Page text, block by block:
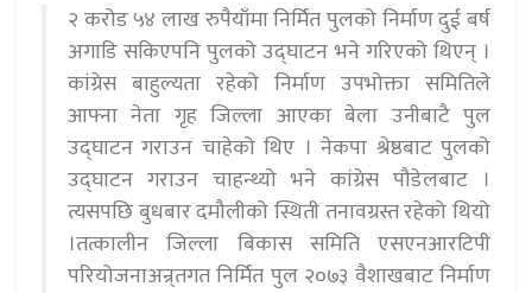
२ करोड ५४ लाख रुपैयाँमा निर्मित पुलको निर्माण दुई बर्ष
अगाडि सकिएपनि पुलको उद्घाटन भने गरिएको थिएन् ।
कांग्रेस बाहुल्यता रहेको निर्माण उपभोक्ता समितिले
आफ्ना नेता गृह जिल्ला आएका बेला उनीबाटै पुल
उद्घाटन गराउन चाहेको थिए । नेकपा श्रेष्ठबाट पुलको
उद्घाटन गराउन चाहन्थ्यो भने कांग्रेस पौडेलबाट ।
त्यसपछि बुधबार दमौलीको स्थिती तनावग्रस्त रहेको थियो
।तत्कालीन जिल्ला बिकास समिति एसएनआरटिपी
परियोजनाअन्र्तगत निर्मित पुल २०७३ वैशाखबाट निर्माण